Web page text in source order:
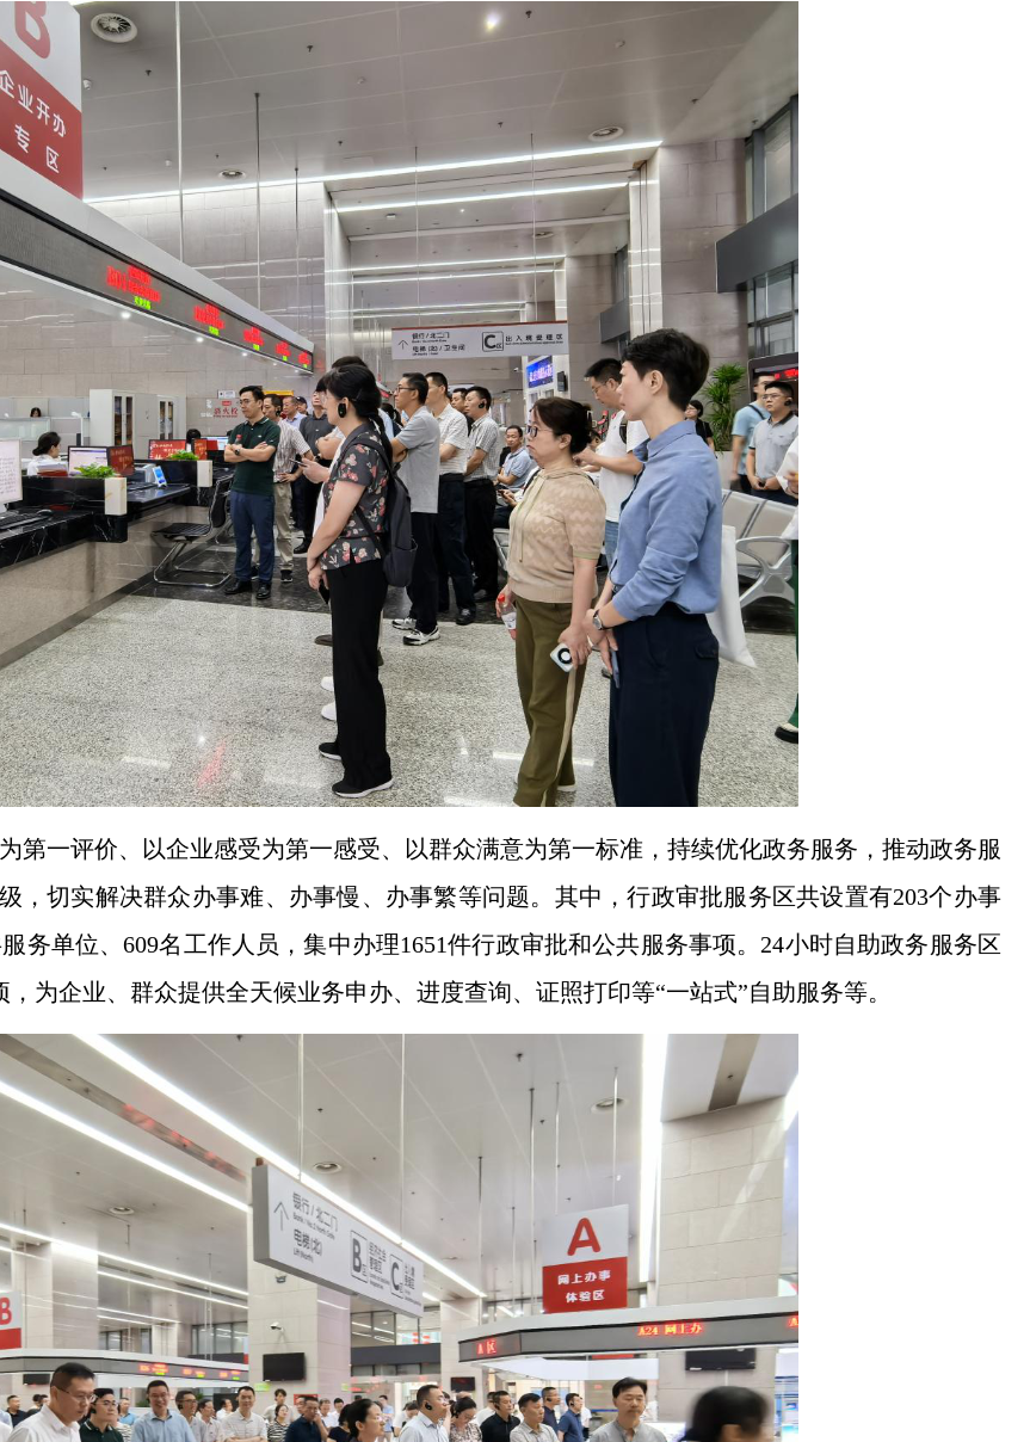
第一评价、以企业感受为第一感受、以群众满意为第一标准，持续优化政务服务，推动政务服
，切实解决群众办事难、办事慢、办事繁等问题。其中，行政审批服务区共设置有203个办事
务单位、609名工作人员，集中办理1651件行政审批和公共服务事项。24小时自助政务服务区
为企业、群众提供全天候业务申办、进度查询、证照打印等“一站式”自助服务等。